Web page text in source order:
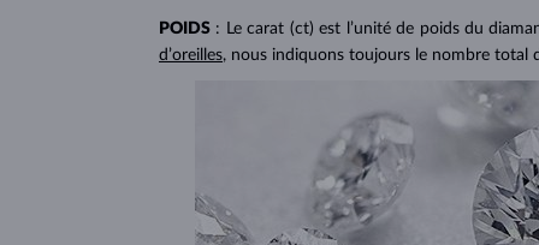
POIDS : Le carat (ct) est l’unité de poids du
d’oreilles, nous indiquons toujours le nombre total